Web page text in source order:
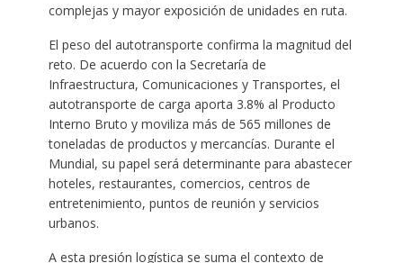
complejas y mayor exposición de unidades en ruta.
El peso del autotransporte confirma la magnitud del
reto. De acuerdo con la Secretaría de
Infraestructura, Comunicaciones y Transportes, el
autotransporte de carga aporta 3.8% al Producto
Interno Bruto y moviliza más de 565 millones de
toneladas de productos y mercancías. Durante el
Mundial, su papel será determinante para abastecer
hoteles, restaurantes, comercios, centros de
entretenimiento, puntos de reunión y servicios
urbanos.
A esta presión logística se suma el contexto de